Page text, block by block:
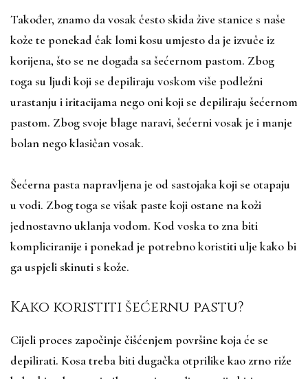
Također, znamo da vosak često skida žive stanice s naše
kože te ponekad čak lomi kosu umjesto da je izvuče iz
korijena, što se ne događa sa šećernom pastom. Zbog
toga su ljudi koji se depiliraju voskom više podležni
urastanju i iritacijama nego oni koji se depiliraju šećernom
pastom. Zbog svoje blage naravi, šećerni vosak je i manje
bolan nego klasičan vosak.
Šećerna pasta napravljena je od sastojaka koji se otapaju
u vodi. Zbog toga se višak paste koji ostane na koži
jednostavno uklanja vodom. Kod voska to zna biti
kompliciranije i ponekad je potrebno koristiti ulje kako bi
ga uspjeli skinuti s kože.
Kako koristiti šećernu pastu?
Cijeli proces započinje čišćenjem površine koja će se
depilirati. Kosa treba biti dugačka otprilike kao zrno riže